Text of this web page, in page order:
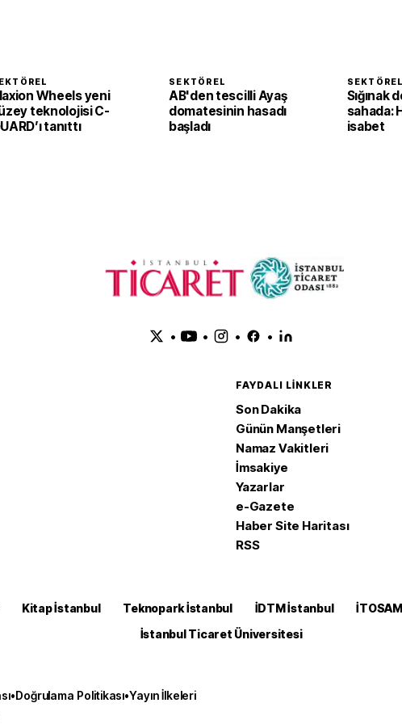
Wheels yeni
teknolojisi C-
tanıttı
SEKTÖREL
AB'den tescilli Ayaş
domatesinin hasadı
başladı
SEKTÖREL
Sığınak
sahada:
isabet
• • • •
FAYDALI LINKLER
Son Dakika
Günün Manşetleri
Namaz Vakitleri
İmsakiye
Yazarlar
e-Gazete
Haber Site Haritası
RSS
Kitap İstanbul Teknopark İstanbul İDTM İstanbul İTOSAM
İstanbul Ticaret Üniversitesi
•Doğrulama Politikası•Yayın İlkeleri